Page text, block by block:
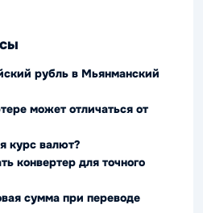
рубль в Мьянманский
может отличаться от
курс валют?
конвертер для точного
сумма при переводе